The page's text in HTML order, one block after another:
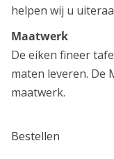
helpen wij u
Maatwerk
De eiken fineer
maten leveren. De
maatwerk.
Bestellen